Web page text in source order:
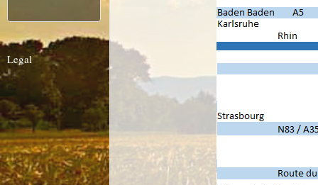
Legal